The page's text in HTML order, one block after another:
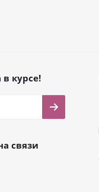
в курсе!
связи